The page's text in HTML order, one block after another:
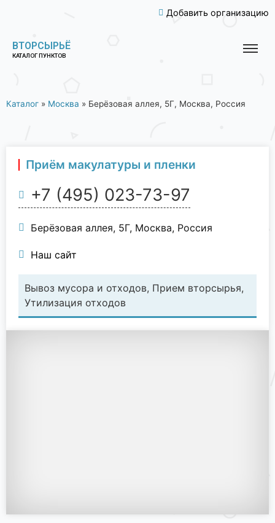
Добавить организацию
ВТОРСЫРЬЁ
КАТАЛОГ ПУНКТОВ
Каталог » Москва » Берёзовая аллея, 5Г, Москва, Россия
Приём макулатуры и пленки
+7 (495) 023-73-97
Берёзовая аллея, 5Г, Москва, Россия
Наш сайт
Вывоз мусора и отходов, Прием вторсырья,
Утилизация отходов